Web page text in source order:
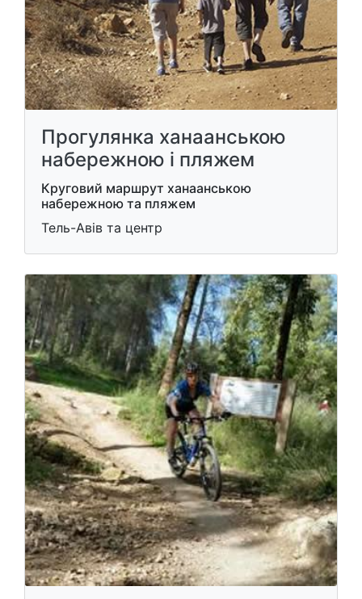
Прогулянка ханаанською
набережною і пляжем
Круговий маршрут ханаанською
набережною та пляжем
Тель-Авів та центр